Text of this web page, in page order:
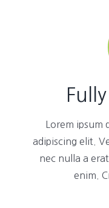
Lorem
adipiscing elit.
nec nulla a
enim.